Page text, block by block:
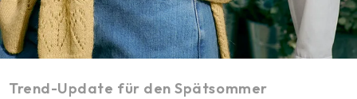
Trend-Update für den Spätsommer